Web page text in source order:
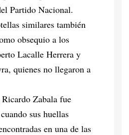
Partido Nacional.
similares también
obsequio a los
Lacalle Herrera y
quienes no llegaron a
Ricardo Zabala fue
sus huellas
en una de las